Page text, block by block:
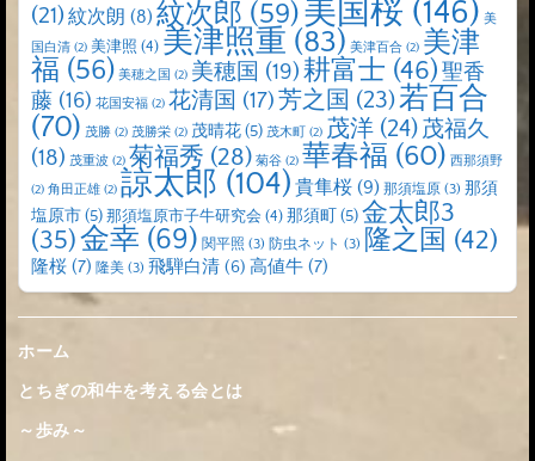
(21) 紋次朗 (8) 紋次郎 (59)美国桜 (146) 美
国白清 (2) 美津照 (4) 美津照重 (83) 美津百合 (2) 美津
福 (56) 美穂之国 (2) 美穂国 (19)耕富士 (46)聖香
藤 (16) 花国安福 (2) 花清国 (17)芳之国 (23)若百合
(70) 茂勝 (2) 茂勝栄 (2) 茂晴花(5) 茂木町 (2) 茂洋 (24)茂福久
(18) 茂重波 (2) 菊福秀 (28) 菊谷 (2) 華春福 (60) 西那須野
(2) 角田正雄 (2) 諒太郎 (104) 貴隼桜 (9) 那須塩原 (3) 那須
塩原市(5) 那須塩原市子牛研究会 (4) 那須町 (5)金太郎3
(35)金幸 (69) 関平照 (3) 防虫ネット (3) 隆之国 (42)
隆桜 (7) 隆美 (3) 飛騨白清 (6) 高値牛 (7)
ホーム
とちぎの和牛を考える会とは
～歩み～